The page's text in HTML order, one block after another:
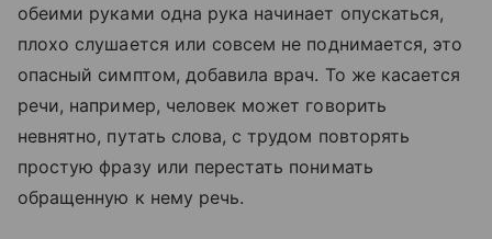
обеими руками одна рука начинает опускаться,
плохо слушается или совсем не поднимается, это
опасный симптом, добавила врач. То же касается
речи, например, человек может говорить
невнятно, путать слова, с трудом повторять
простую фразу или перестать понимать
обращенную к нему речь.